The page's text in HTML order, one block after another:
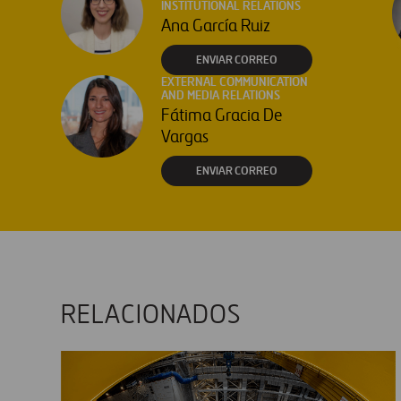
INSTITUTIONAL RELATIONS
Ana García Ruiz
ENVIAR CORREO
EXTERNAL COMMUNICATION
AND MEDIA RELATIONS
Fátima Gracia De
Vargas
ENVIAR CORREO
RELACIONADOS